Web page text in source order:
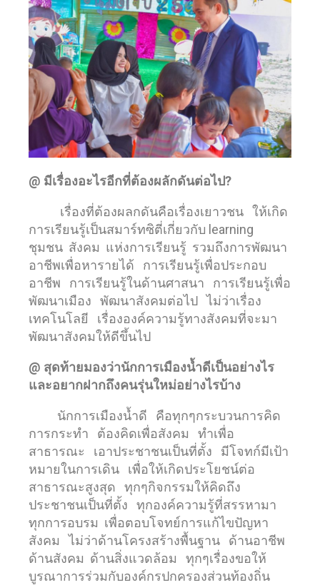
@ มีเรื่องอะไรอีกที่ต้องผลักดันต่อไป?
เรื่องที่ต้องผลกดันคือเรื่องเยาวชน ให้เกิด
การเรียนรู้เป็นสมาร์ทซิตี่เกี่ยวกับ learning
ชุมชน สังคม แห่งการเรียนรู้ รวมถึงการพัฒนา
อาชีพเพื่อหารายได้ การเรียนรู้เพื่อประกอบ
อาชีพ การเรียนรู้ในด้านศาสนา การเรียนรู้เพื่อ
พัฒนาเมือง พัฒนาสังคมต่อไป ไม่ว่าเรื่อง
เทคโนโลยี เรื่ององค์ความรู้ทางสังคมที่จะมา
พัฒนาสังคมให้ดีขึ้นไป
@ สุดท้ายมองว่านักการเมืองน้ำดีเป็นอย่างไร
และอยากฝากถึงคนรุ่นใหม่อย่างไรบ้าง
นักการเมืองน้ำดี คือทุกๆกระบวนการคิด
การกระทำ ต้องคิดเพื่อสังคม ทำเพื่อ
สาธารณะ เอาประชาชนเป็นที่ตั้ง มีโจทก์มีเป้า
หมายในการเดิน เพื่อให้เกิดประโยชน์ต่อ
สาธารณะสูงสุด ทุกๆกิจกรรมให้คิดถึง
ประชาชนเป็นที่ตั้ง ทุกองค์ความรู้ที่สรรหามา
ทุกการอบรม เพื่อตอบโจทย์การแก้ไขปัญหา
สังคม ไม่ว่าด้านโครงสร้างพื้นฐาน ด้านอาชีพ
ด้านสังคม ด้านสิ่งแวดล้อม ทุกๆเรื่องขอให้
บูรณาการร่วมกับองค์กรปกครองส่วนท้องถิ่น